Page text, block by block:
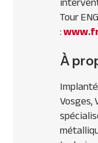
Tour
:
À